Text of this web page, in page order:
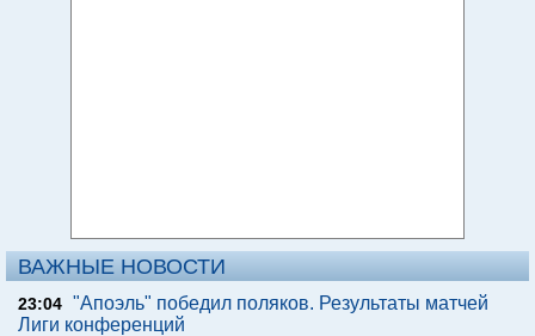
ВАЖНЫЕ НОВОСТИ
23:04 "Апоэль" победил поляков. Результаты матчей
Лиги конференций